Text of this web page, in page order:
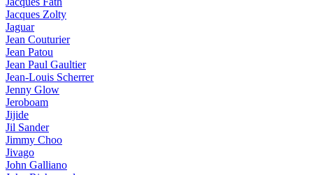
Jacques Zolty
Jaguar
Jean Couturier
Jean Patou
Jean Paul Gaultier
Jean-Louis Scherrer
Jenny Glow
Jeroboam
Jijide
Jil Sander
Jimmy Choo
Jivago
John Galliano